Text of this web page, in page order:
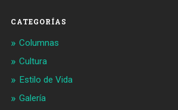
CATEGORÍAS
Columnas
Cultura
Estilo de Vida
Galería